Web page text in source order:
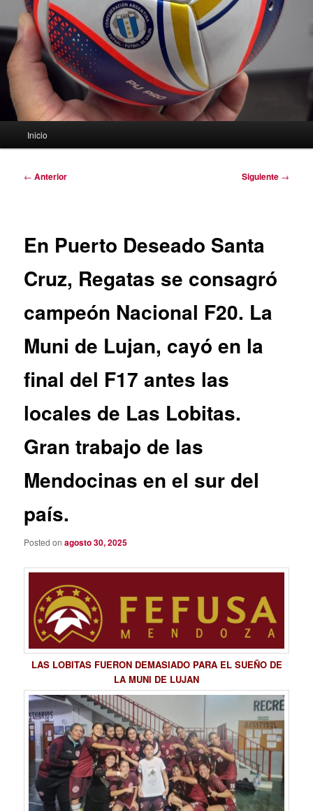
Inicio
Navegación
← Anterior Siguiente →
En Puerto Deseado Santa
Cruz, Regatas se consagró
campeón Nacional F20. La
Muni de Lujan, cayó en la
final del F17 antes las
locales de Las Lobitas.
Gran trabajo de las
Mendocinas en el sur del
país.
Posted onagosto 30, 2025
LAS LOBITAS FUERON DEMASIADO PARA EL SUEÑO DE
LA MUNI DE LUJAN